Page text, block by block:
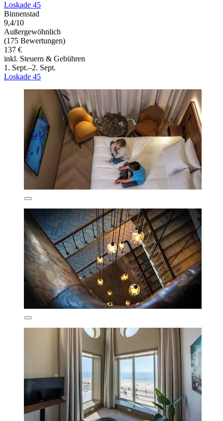
Loskade 45
Binnenstad
9,4/10
Außergewöhnlich
(175 Bewertungen)
137 €
inkl. Steuern & Gebühren
1. Sept.–2. Sept.
Loskade 45